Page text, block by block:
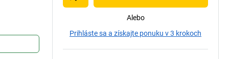
Alebo
Prihláste sa a získajte ponuku v 3 krokoch